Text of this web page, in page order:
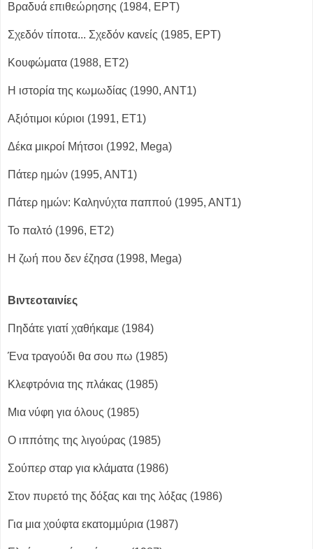
Βραδυά επιθεώρησης (1984, ΕΡΤ)
Σχεδόν τίποτα... Σχεδόν κανείς (1985, ΕΡΤ)
Κουφώματα (1988, ΕΤ2)
Η ιστορία της κωμωδίας (1990, ΑΝΤ1)
Αξιότιμοι κύριοι (1991, ΕΤ1)
Δέκα μικροί Μήτσοι (1992, Mega)
Πάτερ ημών (1995, ΑΝΤ1)
Πάτερ ημών: Καληνύχτα παππού (1995, ΑΝΤ1)
Το παλτό (1996, ΕΤ2)
Η ζωή που δεν έζησα (1998, Mega)
Βιντεοταινίες
Πηδάτε γιατί χαθήκαμε (1984)
Ένα τραγούδι θα σου πω (1985)
Κλεφτρόνια της πλάκας (1985)
Μια νύφη για όλους (1985)
Ο ιππότης της λιγούρας (1985)
Σούπερ σταρ για κλάματα (1986)
Στον πυρετό της δόξας και της λόξας (1986)
Για μια χούφτα εκατομμύρια (1987)